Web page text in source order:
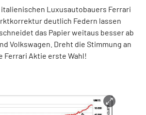
Luxusautobauers Ferrari
deutlich Federn lassen
das Papier weitaus besser ab
Volkswagen. Dreht die Stimmung an
Ferrari Aktie erste Wahl!